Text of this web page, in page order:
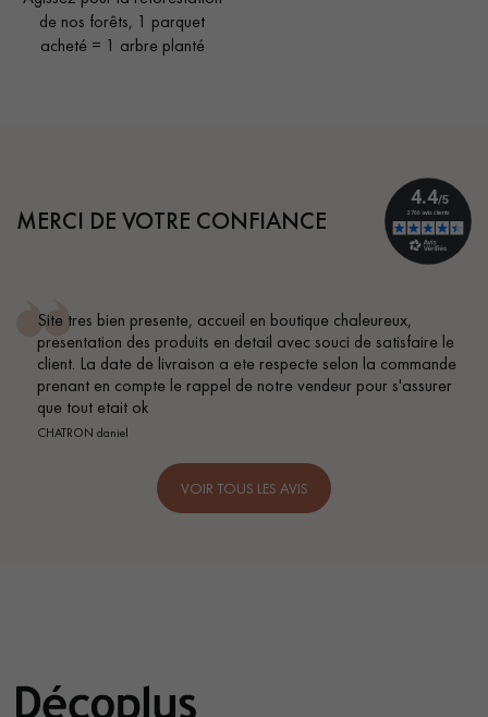
de nos forêts, 1 parquet
acheté = 1 arbre planté
MERCI DE VOTRE CONFIANCE
Site tres bien presente, accueil en boutique chaleureux,
presentation des produits en detail avec souci de satisfaire le
client. La date de livraison a ete respecte selon la commande
prenant en compte le rappel de notre vendeur pour s'assurer
que tout etait ok
CHATRON daniel
VOIR TOUS LES AVIS